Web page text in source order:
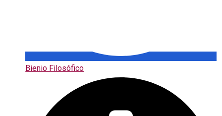
Bienio Filosófico